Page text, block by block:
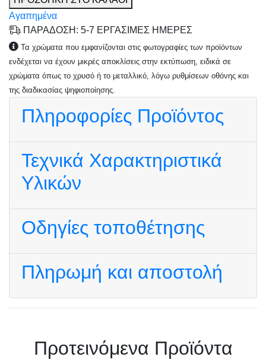
Αγαπημένα
ΠΑΡΑΔΟΣΗ: 5-7 ΕΡΓΑΣΙΜΕΣ ΗΜΕΡΕΣ
Τα χρώματα που εμφανίζονται στις φωτογραφίες των προϊόντων
ενδέχεται να έχουν μικρές αποκλίσεις στην εκτύπωση, ειδικά σε
χρώματα όπως το χρυσό ή το μεταλλικό, λόγω ρυθμίσεων οθόνης και
της διαδικασίας ψηφιοποίησης.
Πληροφορίες Προϊόντος
Τεχνικά Χαρακτηριστικά
Υλικών
Οδηγίες τοποθέτησης
Πληρωμή και αποστολή
Πρoτεινόμενα Προϊόντα